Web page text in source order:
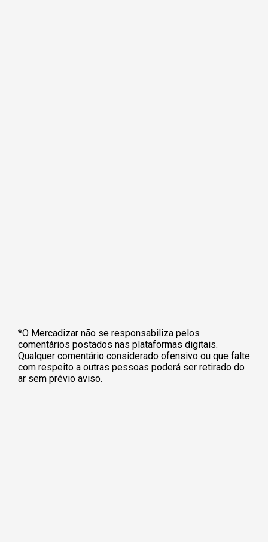
*O Mercadizar não se responsabiliza pelos
comentários postados nas plataformas digitais.
Qualquer comentário considerado ofensivo ou que falte
com respeito a outras pessoas poderá ser retirado do
ar sem prévio aviso.